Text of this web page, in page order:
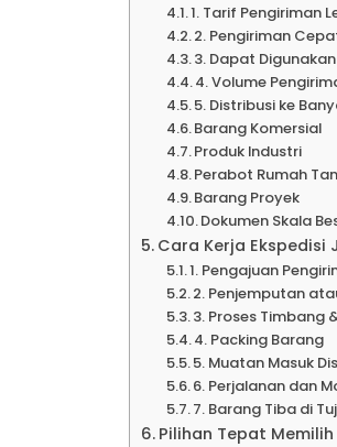
1. Tarif Pengiriman
2. Pengiriman
3. Dapat
4. Volume
5. Distribusi ke
Barang Komersial
Produk Industri
Perabot Rumah
Barang Proyek
Dokumen Skala
Cara Kerja
1. Pengajuan
2. Penjemputan
3. Proses Timbang
4. Packing Barang
5. Muatan Masuk
6. Perjalanan dan
7. Barang Tiba di
Pilihan Tepat